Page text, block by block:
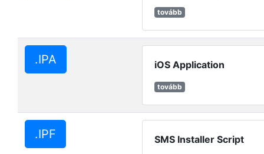
tovább
.IPA iOS Application
tovább
.IPF
SMS Installer Script